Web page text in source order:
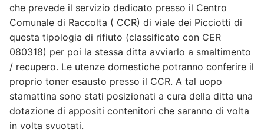
che prevede il servizio dedicato presso il Centro
Comunale di Raccolta ( CCR) di viale dei Picciotti di
questa tipologia di rifiuto (classificato con CER
080318) per poi la stessa ditta avviarlo a smaltimento
/ recupero. Le utenze domestiche potranno conferire il
proprio toner esausto presso il CCR. A tal uopo
stamattina sono stati posizionati a cura della ditta una
dotazione di appositi contenitori che saranno di volta
in volta svuotati.